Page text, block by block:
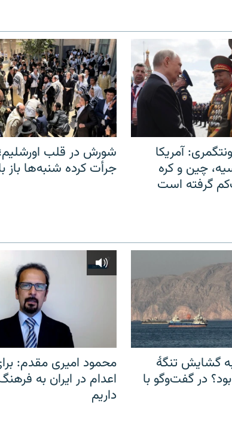
آمریکا
چین و کره
گرفته است
شورش در قلب
جرأت کرده شنبه‌ها باز
گشایش تنگهٔ
در گفت‌وگو با
محمود امیری مقدم:
اعدام در ایران به
داریم